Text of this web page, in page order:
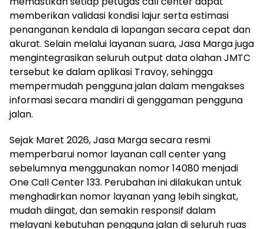
memberikan validasi kondisi lajur serta estimasi
penanganan kendala di lapangan secara cepat dan
akurat. Selain melalui layanan suara, Jasa Marga juga
mengintegrasikan seluruh output data olahan JMTC
tersebut ke dalam aplikasi Travoy, sehingga
mempermudah pengguna jalan dalam mengakses
informasi secara mandiri di genggaman pengguna
jalan.
Sejak Maret 2026, Jasa Marga secara resmi
memperbarui nomor layanan call center yang
sebelumnya menggunakan nomor 14080 menjadi
One Call Center 133. Perubahan ini dilakukan untuk
menghadirkan nomor layanan yang lebih singkat,
mudah diingat, dan semakin responsif dalam
melayani kebutuhan pengguna jalan di seluruh ruas